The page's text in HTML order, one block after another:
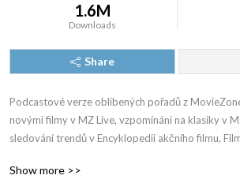
1.6M
Downloads
Share
Podcastové verze oblíbených pořadů z
novými filmy v MZ Live, vzpomínání na klasiky v
sledování trendů v Encyklopedii akčního filmu,
Show more >>